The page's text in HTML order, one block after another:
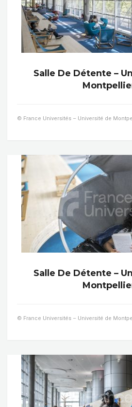
Salle De Détente –
© France Universités – Université de
Salle De Détente –
© France Universités – Université de